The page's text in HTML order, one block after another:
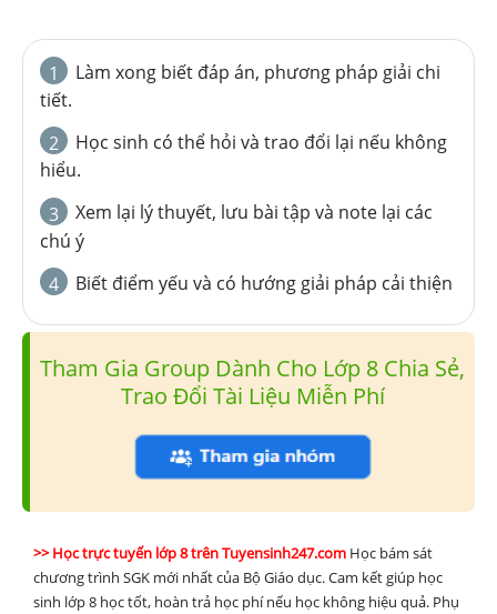
1
Làm xong biết đáp án, phương pháp giải chi
tiết.
2
Học sinh có thể hỏi và trao đổi lại nếu không
hiểu.
3
Xem lại lý thuyết, lưu bài tập và note lại các
chú ý
4
Biết điểm yếu và có hướng giải pháp cải thiện
Tham Gia Group Dành Cho Lớp 8 Chia Sẻ,
Trao Đổi Tài Liệu Miễn Phí
>> Học trực tuyến lớp 8 trên Tuyensinh247.com Học bám sát
chương trình SGK mới nhất của Bộ Giáo dục. Cam kết giúp học
sinh lớp 8 học tốt, hoàn trả học phí nếu học không hiệu quả. Phụ